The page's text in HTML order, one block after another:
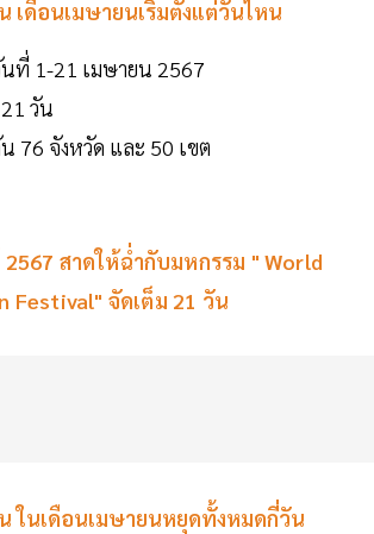
เดือนเมษายนเริ่มตั้งแต่วันไหน
นที่ 1-21 เมษายน 2567
วัน
76 จังหวัด และ 50 เขต
2567 สาดให้ฉ่ำกับมหกรรม " World
Festival" จัดเต็ม 21 วัน
ในเดือนเมษายนหยุดทั้งหมดกี่วัน